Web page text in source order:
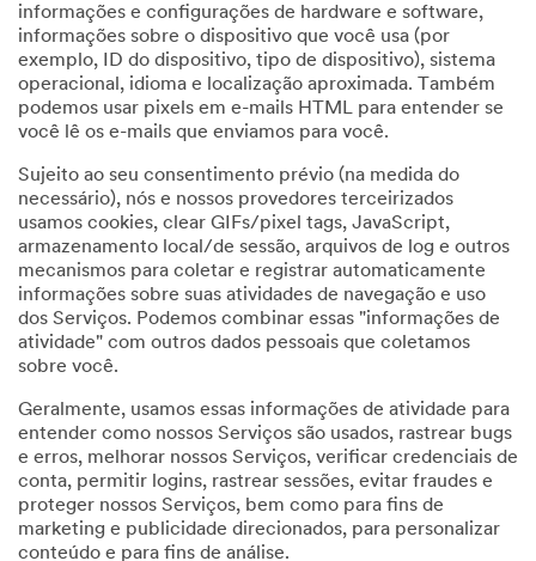
informações e configurações de hardware e software,
informações sobre o dispositivo que você usa (por
exemplo, ID do dispositivo, tipo de dispositivo), sistema
operacional, idioma e localização aproximada. Também
podemos usar pixels em e-mails HTML para entender se
você lê os e-mails que enviamos para você.
Sujeito ao seu consentimento prévio (na medida do
necessário), nós e nossos provedores terceirizados
usamos cookies, clear GIFs/pixel tags, JavaScript,
armazenamento local/de sessão, arquivos de log e outros
mecanismos para coletar e registrar automaticamente
informações sobre suas atividades de navegação e uso
dos Serviços. Podemos combinar essas "informações de
atividade" com outros dados pessoais que coletamos
sobre você.
Geralmente, usamos essas informações de atividade para
entender como nossos Serviços são usados, rastrear bugs
e erros, melhorar nossos Serviços, verificar credenciais de
conta, permitir logins, rastrear sessões, evitar fraudes e
proteger nossos Serviços, bem como para fins de
marketing e publicidade direcionados, para personalizar
conteúdo e para fins de análise.